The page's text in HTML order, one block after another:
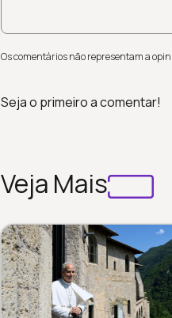
Os comentários não representam a
Seja o primeiro a comentar!
Veja Mais